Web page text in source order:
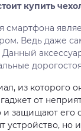
купить
смартфона
Ведь даже
из которого
гаджет от
и защищают его
устройство, но